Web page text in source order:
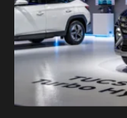
次為了回饋消費者的…